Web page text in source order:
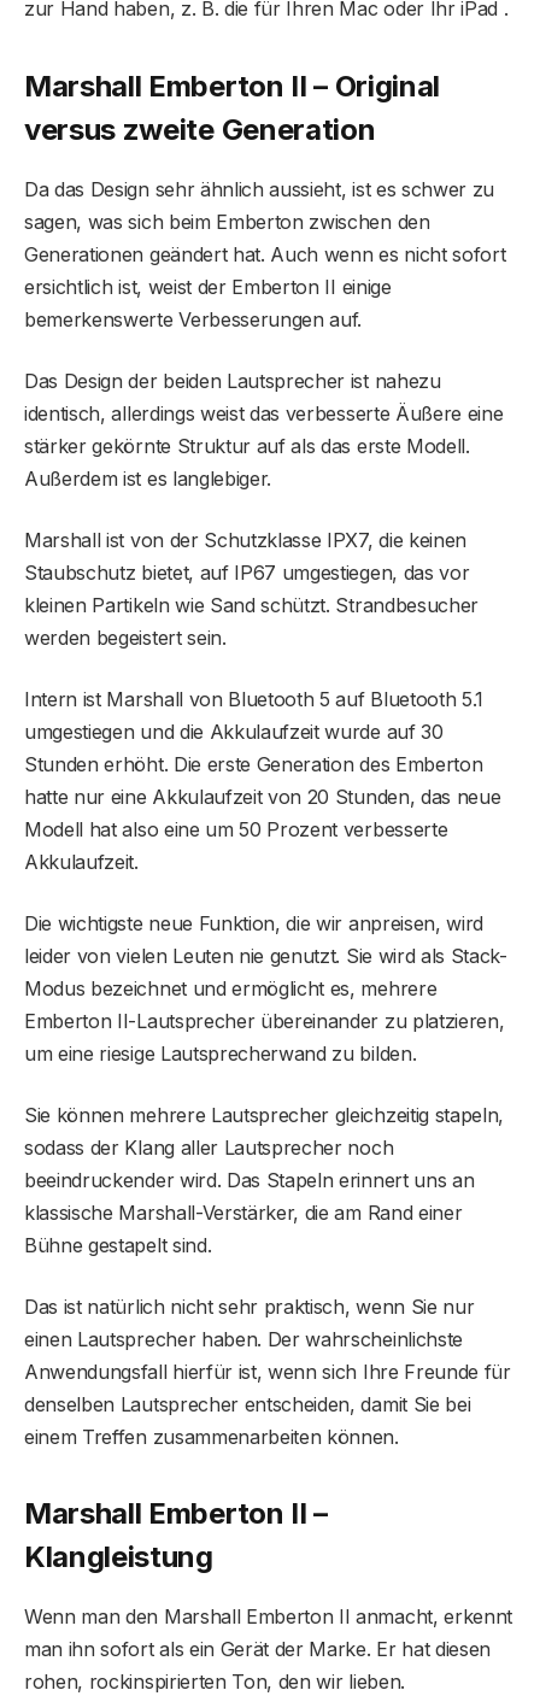
zur Hand haben, z. B. die für Ihren Mac oder Ihr iPad .
Marshall Emberton II – Original
versus zweite Generation
Da das Design sehr ähnlich aussieht, ist es schwer zu
sagen, was sich beim Emberton zwischen den
Generationen geändert hat. Auch wenn es nicht sofort
ersichtlich ist, weist der Emberton II einige
bemerkenswerte Verbesserungen auf.
Das Design der beiden Lautsprecher ist nahezu
identisch, allerdings weist das verbesserte Äußere eine
stärker gekörnte Struktur auf als das erste Modell.
Außerdem ist es langlebiger.
Marshall ist von der Schutzklasse IPX7, die keinen
Staubschutz bietet, auf IP67 umgestiegen, das vor
kleinen Partikeln wie Sand schützt. Strandbesucher
werden begeistert sein.
Intern ist Marshall von Bluetooth 5 auf Bluetooth 5.1
umgestiegen und die Akkulaufzeit wurde auf 30
Stunden erhöht. Die erste Generation des Emberton
hatte nur eine Akkulaufzeit von 20 Stunden, das neue
Modell hat also eine um 50 Prozent verbesserte
Akkulaufzeit.
Die wichtigste neue Funktion, die wir anpreisen, wird
leider von vielen Leuten nie genutzt. Sie wird als Stack-
Modus bezeichnet und ermöglicht es, mehrere
Emberton II-Lautsprecher übereinander zu platzieren,
um eine riesige Lautsprecherwand zu bilden.
Sie können mehrere Lautsprecher gleichzeitig stapeln,
sodass der Klang aller Lautsprecher noch
beeindruckender wird. Das Stapeln erinnert uns an
klassische Marshall-Verstärker, die am Rand einer
Bühne gestapelt sind.
Das ist natürlich nicht sehr praktisch, wenn Sie nur
einen Lautsprecher haben. Der wahrscheinlichste
Anwendungsfall hierfür ist, wenn sich Ihre Freunde für
denselben Lautsprecher entscheiden, damit Sie bei
einem Treffen zusammenarbeiten können.
Marshall Emberton II –
Klangleistung
Wenn man den Marshall Emberton II anmacht, erkennt
man ihn sofort als ein Gerät der Marke. Er hat diesen
rohen, rockinspirierten Ton, den wir lieben.